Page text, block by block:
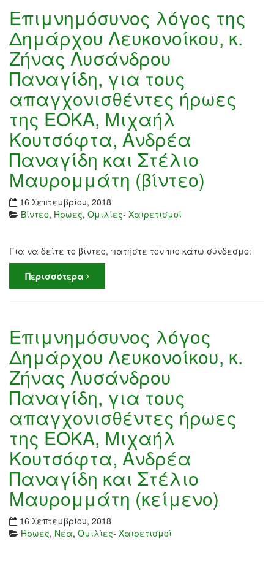
Επιμνημόσυνος λόγος της
Δημάρχου Λευκονοίκου, κ.
Ζήνας Λυσάνδρου
Παναγίδη, για τους
απαγχονισθέντες ήρωες
της ΕΟΚΑ, Μιχαήλ
Κουτσόφτα, Ανδρέα
Παναγίδη και Στέλιο
Μαυρομμάτη (βίντεο)
16 Σεπτεμβρίου, 2018
Βίντεο, Ήρωες, Ομιλίες- Χαιρετισμοί
Για να δείτε το βίντεο, πατήστε τον πιο κάτω σύνδεσμο:
Περισσότερα
Επιμνημόσυνος λόγος
Δημάρχου Λευκονοίκου, κ.
Ζήνας Λυσάνδρου
Παναγίδη, για τους
απαγχονισθέντες ήρωες
της ΕΟΚΑ, Μιχαήλ
Κουτσόφτα, Ανδρέα
Παναγίδη και Στέλιο
Μαυρομμάτη (κείμενο)
16 Σεπτεμβρίου, 2018
Ήρωες, Νέα, Ομιλίες- Χαιρετισμοί